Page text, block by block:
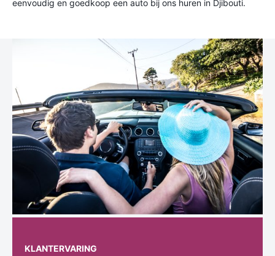
eenvoudig en goedkoop een auto bij ons huren in Djibouti.
KLANTERVARING